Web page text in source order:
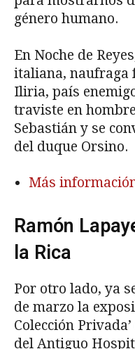
género humano.
En Noche de
italiana, naufraga
Iliria, país
traviste en
Sebastián y se
del duque Orsino.
Más
Ramón
la Rica
Por otro lado, ya
de marzo la
Colección
del Antiguo